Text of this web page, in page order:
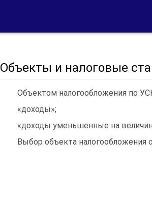
Объекты и налоговые
Объектом налогообложения по
«доходы»;
«доходы уменьшенные на
Выбор объекта налогообложения